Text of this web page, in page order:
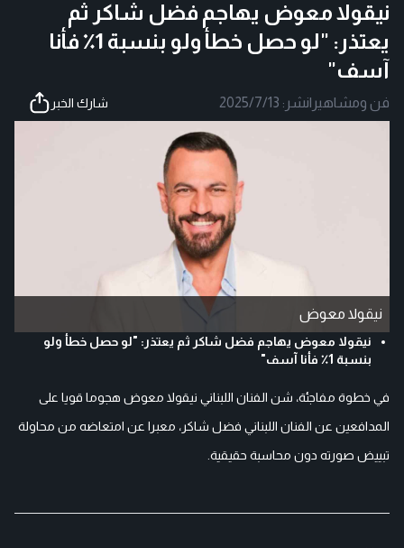
نيقولا معوض يهاجم فضل شاكر ثم
يعتذر: "لو حصل خطأ ولو بنسبة 1٪ فأنا
آسف"
فن ومشاهير |نشر: 2025/7/13 شارك الخبر
نيقولا معوض
نيقولا معوض يهاجم فضل شاكر ثم يعتذر: "لو حصل خطأ ولو
بنسبة 1٪ فأنا آسف"
في خطوة مفاجئة، شن الفنان اللبناني نيقولا معوض هجوما قويا على
المدافعين عن الفنان اللبناني فضل شاكر، معبرا عن امتعاضه من محاولة
تبييض صورته دون محاسبة حقيقية.